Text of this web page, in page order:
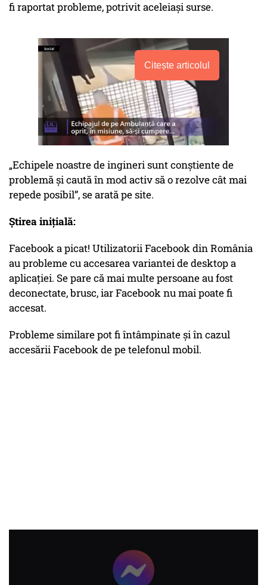
fi raportat probleme, potrivit aceleiași surse.
Citește articolul
„Echipele noastre de ingineri sunt conștiente de
problemă și caută în mod activ să o rezolve cât mai
repede posibil”, se arată pe site.
Știrea inițială:
Facebook a picat! Utilizatorii Facebook din România
au probleme cu accesarea variantei de desktop a
aplicației. Se pare că mai multe persoane au fost
deconectate, brusc, iar Facebook nu mai poate fi
accesat.
Probleme similare pot fi întâmpinate și în cazul
accesării Facebook de pe telefonul mobil.